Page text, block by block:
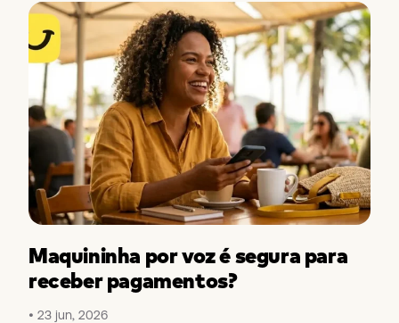
Maquininha por voz é segura para
receber pagamentos?
23 jun, 2026